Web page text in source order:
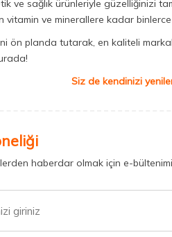
ve sağlık ürünleriyle güzelliğinizi
vitamin ve minerallere kadar
ön planda tutarak, en kaliteli
Siz de kendinizi
haberdar olmak için e-